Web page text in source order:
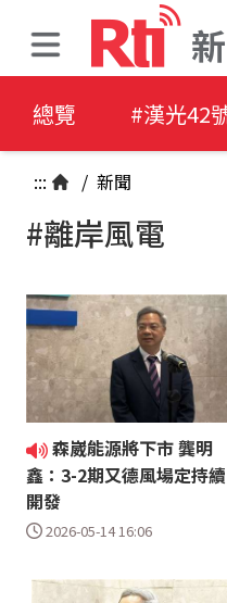
總覽 #漢光42
::: / 新聞
#離岸風電
森崴能源將下市 龔明
鑫：3-2期又德風場定持續
開發
2026-05-14 16:06